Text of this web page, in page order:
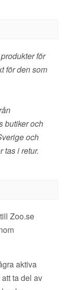
för
för den som
butiker och
och
tas i retur.
Zoo.se
aktiva
ta del av